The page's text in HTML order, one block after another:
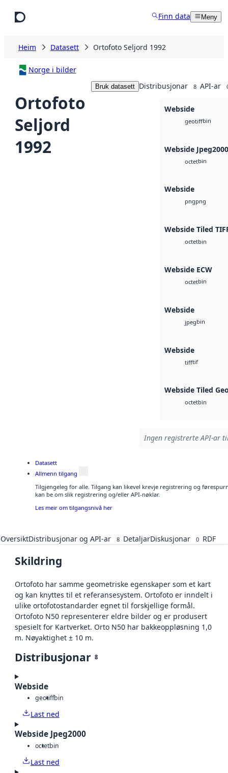
Finn data Meny
Heim Datasett Ortofoto Seljord 1992
Norge i bilder
Ortofoto
Seljord
1992
Bruk datasett Distribusjonar 8 API-ar
Webside
geotiffbin
Webside Jpeg2000
octetbin
Webside
pngpng
Webside Tiled
octetbin
Webside ECW
octetbin
Webside
jpegbin
Webside
tifftif
Webside Tiled
octetbin
Ingen registrerte API-ar
Datasett
Allmenn tilgang
Tilgjengeleg for alle. Tilgang kan likevel krevje registrering og
kan be om slik registrering og/eller API-nøklar.
Les meir om tilgangsnivå her
OversiktDistribusjonar og API-ar 8 DetaljarDiskusjonar 0 RDF
Skildring
Ortofoto har samme geometriske egenskaper som et kart
og kan knyttes til et referansesystem. Ortofoto er inndelt i
ulike ortofotostandarder egnet til forskjellige formål.
Ortofoto N50 representerer eldre bilder og er produsert
spesielt for Kartverket. Orto N50 har bakkeoppløsning 1,0
m. Nøyaktighet ± 10 m.
Distribusjonar 8
Webside
geotiffbin
Last ned
Webside Jpeg2000
octetbin
Last ned